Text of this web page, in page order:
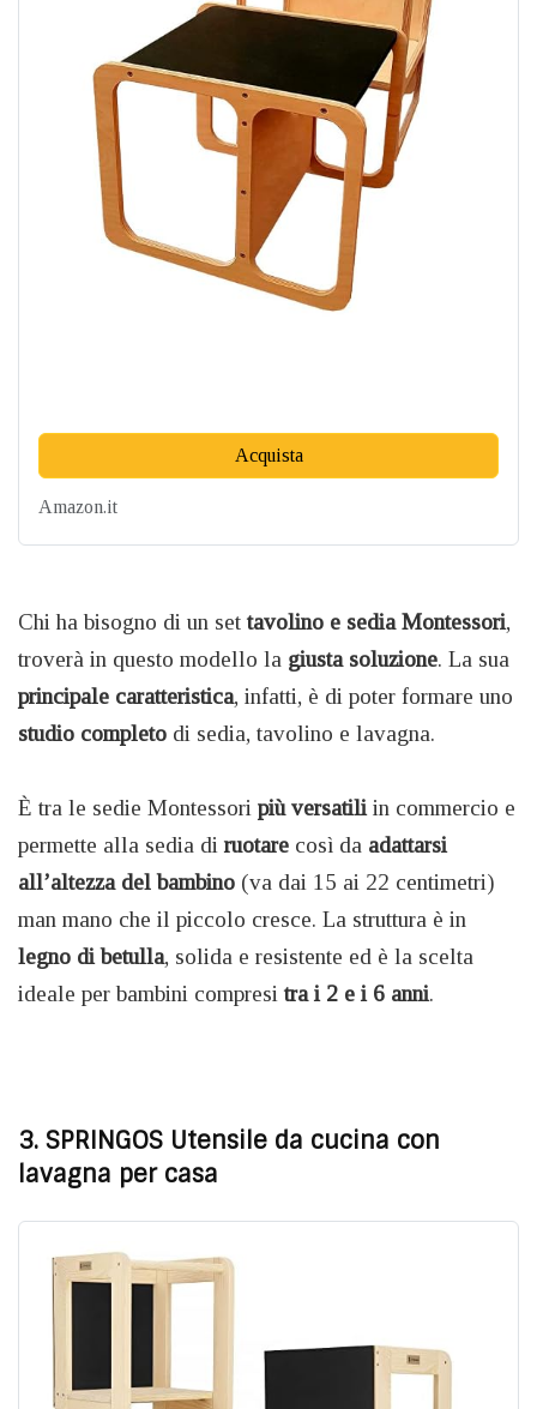
Acquista
Amazon.it
Chi ha bisogno di un set tavolino e sedia Montessori,
troverà in questo modello la giusta soluzione. La sua
principale caratteristica, infatti, è di poter formare uno
studio completo di sedia, tavolino e lavagna.
È tra le sedie Montessori più versatiliin commercio e
permette alla sedia di ruotare così da adattarsi
all’altezza del bambino (va dai 15 ai 22 centimetri)
man mano che il piccolo cresce. La struttura è in
legno di betulla, solida e resistente ed è la scelta
ideale per bambini compresi tra i 2 e i 6 anni.
3. SPRINGOS Utensile da cucina con
lavagna per casa